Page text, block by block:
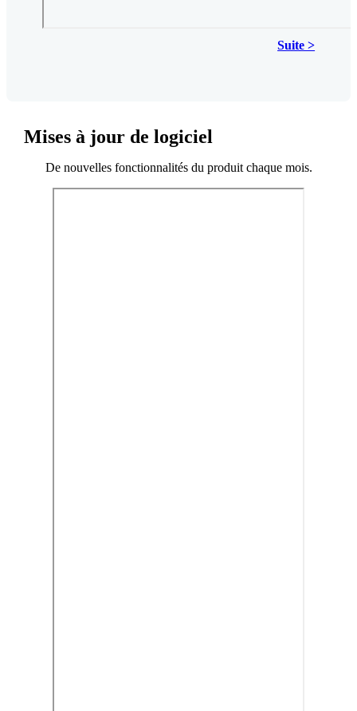
Suite >
Mises à jour de logiciel
De nouvelles fonctionnalités du produit chaque mois.